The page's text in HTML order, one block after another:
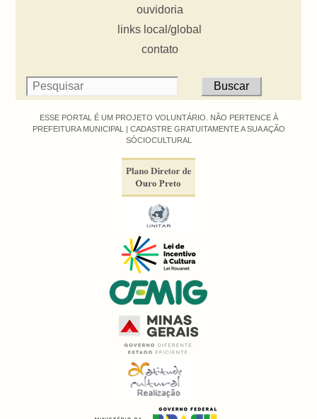
ouvidoria
links local/global
contato
ESSE PORTAL É UM PROJETO VOLUNTÁRIO. NÃO PERTENCE À
PREFEITURA MUNICIPAL | CADASTRE GRATUITAMENTE A SUA AÇÃO
SÓCIOCULTURAL